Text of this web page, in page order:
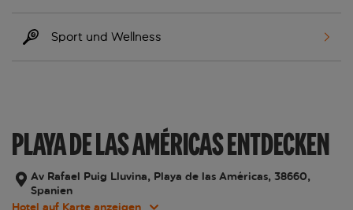
Sport und Wellness
PLAYA DE LAS AMÉRICAS ENTDECKEN
Av Rafael Puig Lluvina, Playa de las Américas, 38660,
Spanien